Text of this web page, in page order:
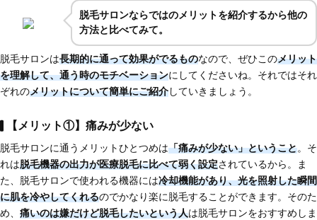
脱毛サロンならではのメリットを紹介するから他の
方法と比べてみて。
脱毛サロンは長期的に通って効果がでるものなので、ぜひこのメリット
を理解して、通う時のモチベーションにしてくださいね。それではそれ
ぞれのメリットについて簡単にご紹介していきましょう。
【メリット①】痛みが少ない
脱毛サロンに通うメリットひとつめは「痛みが少ない」ということ。そ
れは脱毛機器の出力が医療脱毛に比べて弱く設定されているから。ま
た、脱毛サロンで使われる機器には冷却機能があり、光を照射した瞬間
に肌を冷やしてくれるのでかなり楽に脱毛することができます。そのた
め、 痛いのは嫌だけど脱毛したいという人は脱毛サロンをおすすめしま